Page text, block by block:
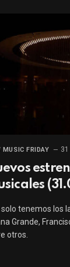
MUSIC FRIDAY
solo tenemos los
Grande,
otros.